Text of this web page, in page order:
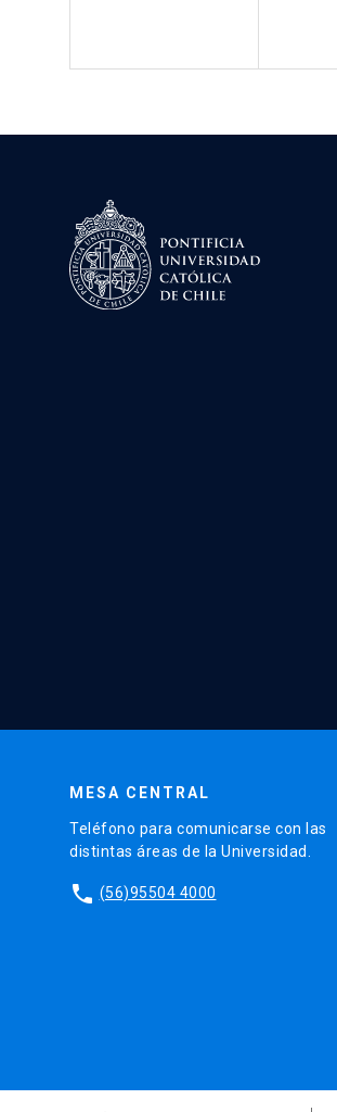
MESA CENTRAL
Teléfono para comunicarse con las
distintas áreas de la Universidad.
phone (56)95504 4000